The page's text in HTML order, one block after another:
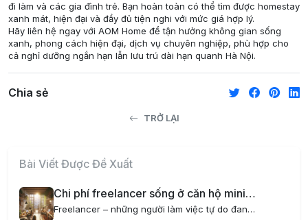
đi làm và các gia đình trẻ. Bạn hoàn toàn có thể tìm được homestay
xanh mát, hiện đại và đầy đủ tiện nghi với mức giá hợp lý.
Hãy liên hệ ngay với AOM Home để tận hưởng không gian sống
xanh, phong cách hiện đại, dịch vụ chuyên nghiệp, phù hợp cho
cả nghỉ dưỡng ngắn hạn lẫn lưu trú dài hạn quanh Hà Nội.
Chia sẻ
TRỞ LẠI
Bài Viết Được Đề Xuất
Chi phí freelancer sống ở căn hộ mini tại Hà Nội có gì đặc biệt?
Freelancer – những người làm việc tự do đang ngày càng trở nên phổ biến tại Việt Nam, đặc biệt là tại các thành phố lớn như Hà Nội. Một trong những yếu tố quan trọng ảnh hưởng đến cuộc sống và công việc của freelancer chính là chi phí sinh hoạt, đặc...